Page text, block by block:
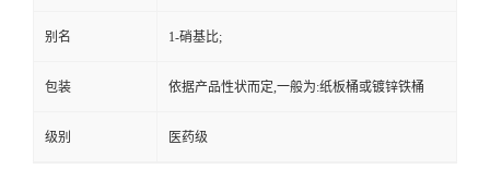
别名 1-硝基比;
包装 依据产品性状而定,一般为:纸板桶或镀锌铁桶
级别 医药级